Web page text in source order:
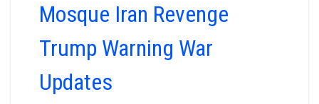
Mosque Iran Revenge
Trump Warning War
Updates